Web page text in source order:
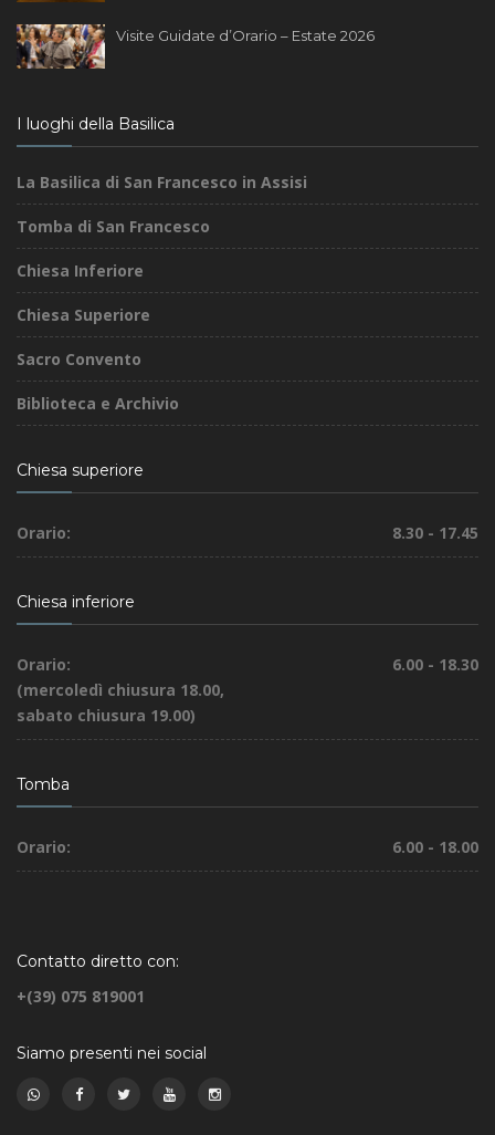
Visite Guidate d’Orario – Estate 2026
I luoghi della Basilica
La Basilica di San Francesco in Assisi
Tomba di San Francesco
Chiesa Inferiore
Chiesa Superiore
Sacro Convento
Biblioteca e Archivio
Chiesa superiore
Orario: 8.30 - 17.45
Chiesa inferiore
Orario:
6.00 - 18.30
(mercoledì chiusura 18.00,
sabato chiusura 19.00)
Tomba
Orario: 6.00 - 18.00
Contatto diretto con:
+(39) 075 819001
Siamo presenti nei social